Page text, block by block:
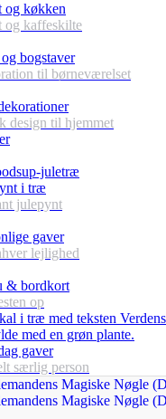
og køkken
og kaffeskilte
bogstaver
til børneværelset
design til hjemmet
i træ
julepynt
gaver
lejlighed
& bordkort
op
gaver
særlig person